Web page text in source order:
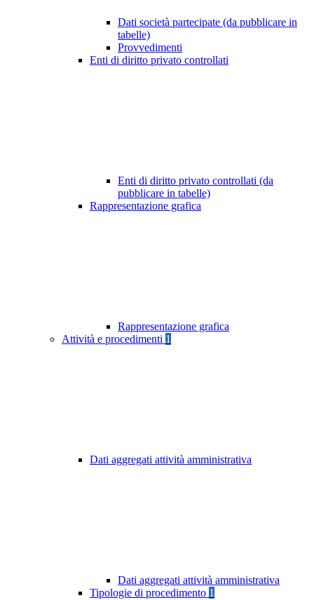
Dati società partecipate (da pubblicare in
tabelle)
Provvedimenti
Enti di diritto privato controllati
Enti di diritto privato controllati (da
pubblicare in tabelle)
Rappresentazione grafica
Rappresentazione grafica
Attività e procedimenti 1
Dati aggregati attività amministrativa
Dati aggregati attività amministrativa
Tipologie di procedimento 1